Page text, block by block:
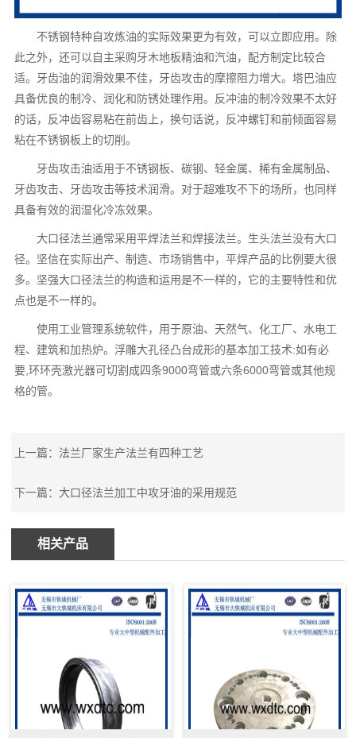
不锈钢特种自攻炼油的实际效果更为有效，可以立即应用。除
此之外，还可以自主采购牙木地板精油和汽油，配方制定比较合
适。牙齿油的润滑效果不佳，牙齿攻击的摩擦阻力增大。塔巴油应
具备优良的制冷、润化和防锈处理作用。反冲油的制冷效果不太好
的话，反冲齿容易粘在前齿上，换句话说，反冲螺钉和前倾面容易
粘在不锈钢板上的切削。
牙齿攻击油适用于不锈钢板、碳钢、轻金属、稀有金属制品、
牙齿攻击、牙齿攻击等技术润滑。对于超难攻不下的场所，也同样
具备有效的润湿化冷冻效果。
大口径法兰通常采用平焊法兰和焊接法兰。生头法兰没有大口
径。坚信在实际出产、制造、市场销售中，平焊产品的比例要大很
多。坚强大口径法兰的构造和运用是不一样的，它的主要特性和优
点也是不一样的。
使用工业管理系统软件，用于原油、天然气、化工厂、水电工
程、建筑和加热炉。浮雕大孔径凸台成形的基本加工技术:如有必
要,环环壳激光器可切割成四条9000弯管或六条6000弯管或其他规
格的管。
上一篇：法兰厂家生产法兰有四种工艺
下一篇：大口径法兰加工中攻牙油的采用规范
相关产品